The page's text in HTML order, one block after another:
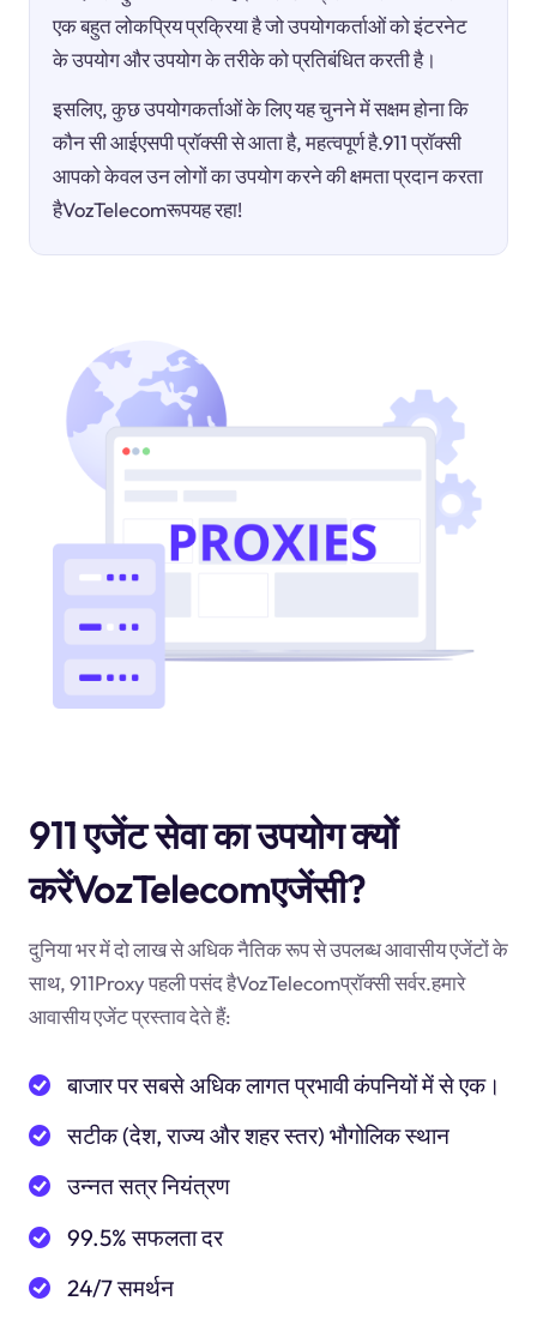
एक बहुत लोकप्रिय प्रक्रिया है जो उपयोगकर्ताओं को इंटरनेट
के उपयोग और उपयोग के तरीके को प्रतिबंधित करती है।
इसलिए, कुछ उपयोगकर्ताओं के लिए यह चुनने में सक्षम होना कि
कौन सी आईएसपी प्रॉक्सी से आता है, महत्वपूर्ण है.911 प्रॉक्सी
आपको केवल उन लोगों का उपयोग करने की क्षमता प्रदान करता
हैVozTelecomरूपयह रहा!
911 एजेंट सेवा का उपयोग क्यों
करेंVozTelecomएजेंसी?
दुनिया भर में दो लाख से अधिक नैतिक रूप से उपलब्ध आवासीय एजेंटों के
साथ, 911Proxy पहली पसंद हैVozTelecomप्रॉक्सी सर्वर.हमारे
आवासीय एजेंट प्रस्ताव देते हैं:
बाजार पर सबसे अधिक लागत प्रभावी कंपनियों में से एक।
सटीक (देश, राज्य और शहर स्तर) भौगोलिक स्थान
उन्नत सत्र नियंत्रण
99.5% सफलता दर
24/7 समर्थन